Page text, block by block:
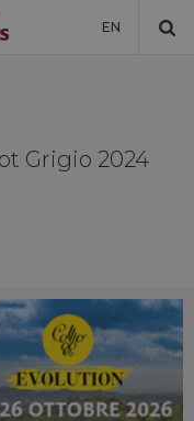
EN
Grigio 2024